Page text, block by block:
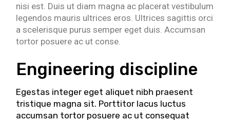
nisi est. Duis ut diam magna ac placerat vestibulum
legendos mauris ultrices eros. Ultrices sagittis orci
a scelerisque purus semper eget duis. Accumsan
tortor posuere ac ut conse.
Engineering discipline
Egestas integer eget aliquet nibh praesent
tristique magna sit. Porttitor lacus luctus
accumsan tortor posuere ac ut consequat